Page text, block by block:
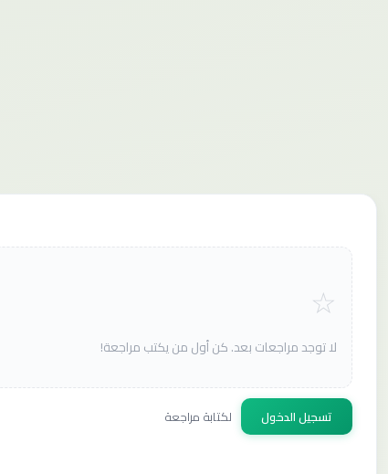
لا توجد مراجعات بعد. كن أول من يكتب مراجعة!
تسجيل الدخول لكتابة مراجعة